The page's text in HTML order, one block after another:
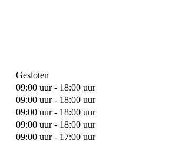
Gesloten
09:00 uur - 18:00 uur
09:00 uur - 18:00 uur
09:00 uur - 18:00 uur
09:00 uur - 18:00 uur
09:00 uur - 17:00 uur